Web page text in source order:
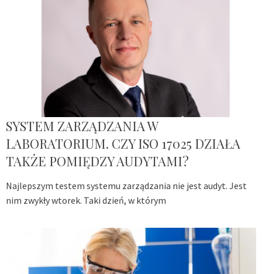
SYSTEM ZARZĄDZANIA W
LABORATORIUM. CZY ISO 17025 DZIAŁA
TAKŻE POMIĘDZY AUDYTAMI?
Najlepszym testem systemu zarządzania nie jest audyt. Jest
nim zwykły wtorek. Taki dzień, w którym